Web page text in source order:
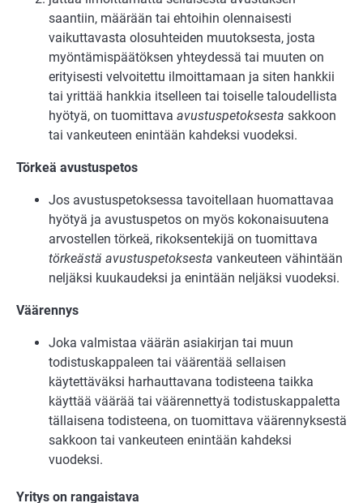
saantiin, määrään tai ehtoihin olennaisesti
vaikuttavasta olosuhteiden muutoksesta, josta
myöntämispäätöksen yhteydessä tai muuten on
erityisesti velvoitettu ilmoittamaan ja siten hankkii
tai yrittää hankkia itselleen tai toiselle taloudellista
hyötyä, on tuomittava avustuspetoksesta sakkoon
tai vankeuteen enintään kahdeksi vuodeksi.
Törkeä avustuspetos
Jos avustuspetoksessa tavoitellaan huomattavaa
hyötyä ja avustuspetos on myös kokonaisuutena
arvostellen törkeä, rikoksentekijä on tuomittava
törkeästä avustuspetoksesta vankeuteen vähintään
neljäksi kuukaudeksi ja enintään neljäksi vuodeksi.
Väärennys
Joka valmistaa väärän asiakirjan tai muun
todistuskappaleen tai väärentää sellaisen
käytettäväksi harhauttavana todisteena taikka
käyttää väärää tai väärennettyä todistuskappaletta
tällaisena todisteena, on tuomittava väärennyksestä
sakkoon tai vankeuteen enintään kahdeksi
vuodeksi.
Yritys on rangaistava